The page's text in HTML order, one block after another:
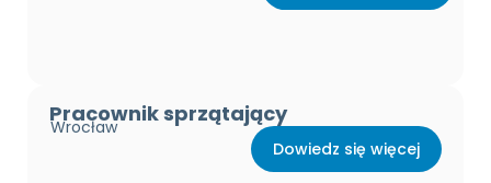
Pracownik sprzątający
Wrocław
Dowiedz się więcej